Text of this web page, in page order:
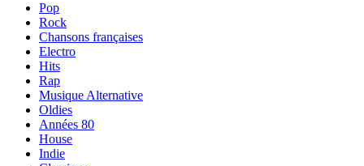
Pop
Rock
Chansons françaises
Electro
Hits
Rap
Musique Alternative
Oldies
Années 80
House
Indie